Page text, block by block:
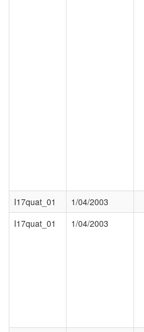
I17quat_01
1/04/2003
I17quat_01
1/04/2003